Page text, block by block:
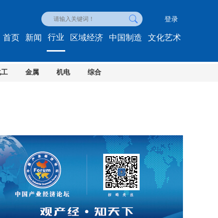
登录
首页 新闻 行业
金属 机电 综合
区域经济 中国制造 文化艺术